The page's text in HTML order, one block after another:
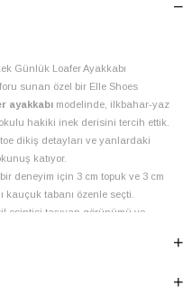
Günlük Loafer Ayakkabı
sunan özel bir Elle Shoes
ayakkabı modelinde, ilkbahar-yaz
hakiki inek derisini tercih ettik.
toe dikiş detayları ve yanlardaki
katıyor.
deneyim için 3 cm topuk ve 3 cm
kauçuk tabanı özenle seçti.
esintisi taşıyan görünümü ve
alırken, Türkiye'de el işçiliğiyle
seçimdir. Bu detaylar, onu aynı